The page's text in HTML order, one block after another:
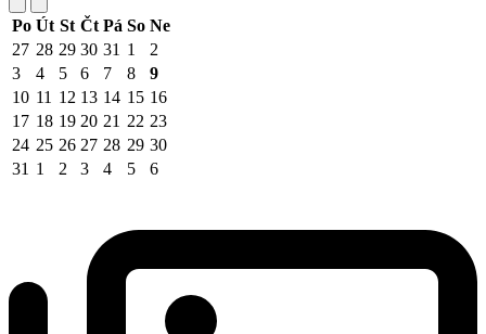
Po Út St Čt Pá So Ne
27 28 29 30 31 1
2
3
4 5 6 7 8
9
10 11 12 13 14 15 16
17 18 19 20 21 22 23
24 25 26 27 28 29 30
31 1 2 3 4 5 6